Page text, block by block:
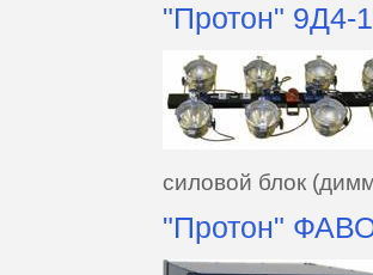
"Протон" 9Д4-
силовой блок
"Протон"